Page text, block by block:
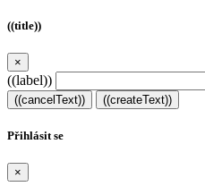
((title))
×
((label))
((cancelText)) ((createText))
Přihlásit se
×